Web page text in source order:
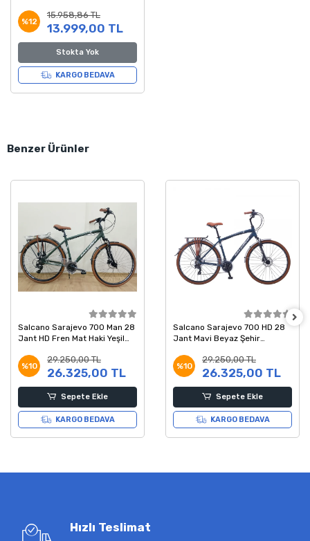
%12
15.958,86 TL
13.999,00 TL
Stokta Yok
KARGO BEDAVA
Benzer Ürünler
Salcano Sarajevo 700 Man 28
Jant HD Fren Mat Haki Yeşil
%10
29.250,00 TL
26.325,00 TL
Sepete Ekle
KARGO BEDAVA
Salcano Sarajevo 700 HD 28
Jant Mavi Beyaz Şehir
%10
29.250,00 TL
26.325,00 TL
Sepete Ekle
KARGO BEDAVA
Hızlı Teslimat